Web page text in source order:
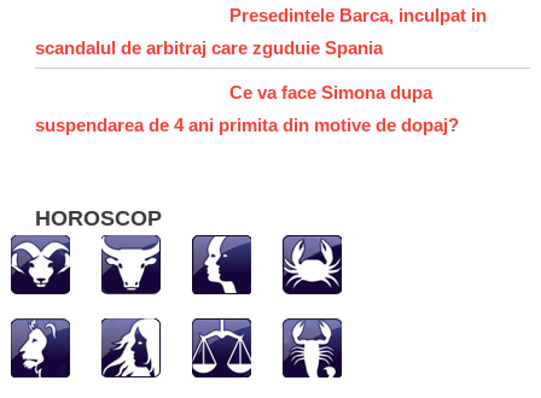
Presedintele Barca, inculpat in
scandalul de arbitraj care zguduie Spania
Ce va face Simona dupa
suspendarea de 4 ani primita din motive de dopaj?
HOROSCOP